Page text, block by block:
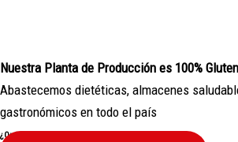
Nuestra Planta de Producción es 100%
Abastecemos dietéticas, almacenes
gastronómicos en todo el país
¿Querés sumar il Toscano a tu negocio?